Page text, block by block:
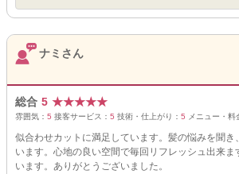
ナミさん
総合 5 ★★★★★
雰囲気： 5 接客サービス： 5 技術・仕上がり： 5 メニュー・料
似合わせカットに満足しています。髪の悩みを聞き
います。心地の良い空間で毎回リフレッシュ出来ま
います。ありがとうございました。